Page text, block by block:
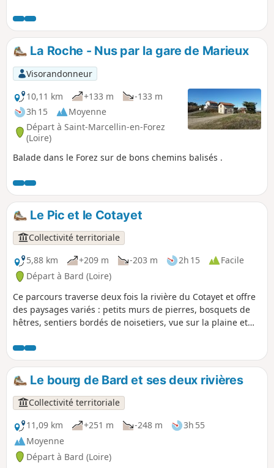
d'antan. Le retour par les passerelles du Charavan passe
près d'un "jeu du diable" caché sous la mousse. Sur le plat,
le coin piquenique et la boite à livres du Montel
termineront agréablement ce parcours.
La Roche - Nus par la gare de Marieux
Visorandonneur
10,11 km
+133 m
-133 m
3h 15
Moyenne
Départ à Saint-Marcellin-en-Forez
(Loire)
Balade dans le Forez sur de bons chemins balisés .
Le Pic et le Cotayet
Collectivité territoriale
5,88 km
+209 m -203 m 2h 15
Facile
Départ à Bard (Loire)
Ce parcours traverse deux fois la rivière du Cotayet et offre
des paysages variés : petits murs de pierres, bosquets de
hêtres, sentiers bordés de noisetiers, vue sur la plaine et
Le bourg de Bard et ses deux rivières
Collectivité territoriale
11,09 km
+251 m -248 m
3h 55
Moyenne
Départ à Bard (Loire)